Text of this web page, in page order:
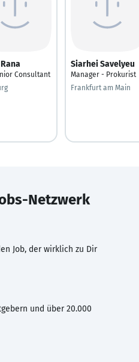
Consultant
Siarhei Savelyeu
Manager - Prokurist
Frankfurt am Main
Netzwerk
Job, der wirklich zu Dir
und über 20.000